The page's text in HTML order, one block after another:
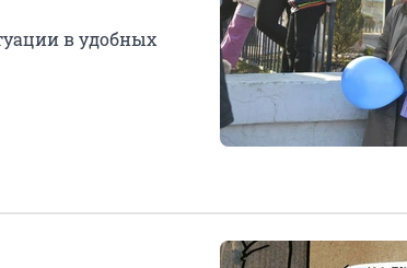
в удобных